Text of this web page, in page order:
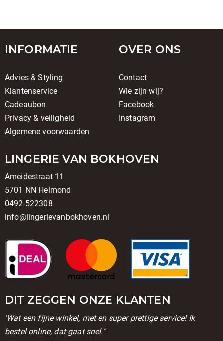
INFORMATIE
Advies & Styling
Klantenservice
Cadeaubon
Privacy & veiligheid
Algemene voorwaarden
OVER ONS
Contact
Wie zijn wij?
Facebook
Instagram
LINGERIE VAN BOKHOVEN
Ameidestraat 11
5701 NN Helmond
0492-522308
info@lingerievanbokhoven.nl
DIT ZEGGEN ONZE KLANTEN
'Wat een fijne winkel, met en super prettige service! Ik
bestel online, dat gaat snel."